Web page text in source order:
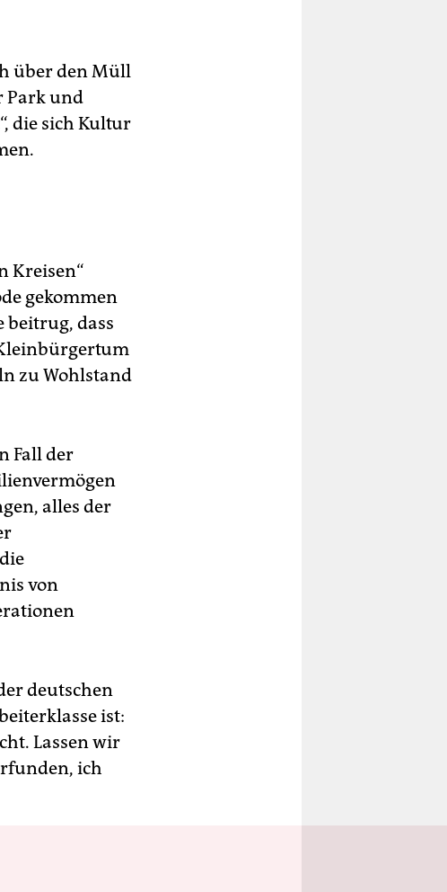
über den Müll
Park und
die sich Kultur
Kreisen“
gekommen
beitrug, dass
zu Wohlstand
Fall der
alles der
von
deutschen
ist:
Lassen wir
ich